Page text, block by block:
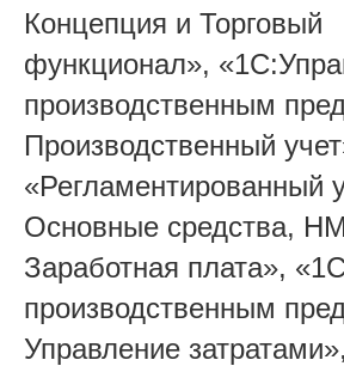
Концепция и Торговый
функционал»,
производственным
Производственный
«Регламентированный
Основные средства,
Заработная плата»,
производственным
Управление